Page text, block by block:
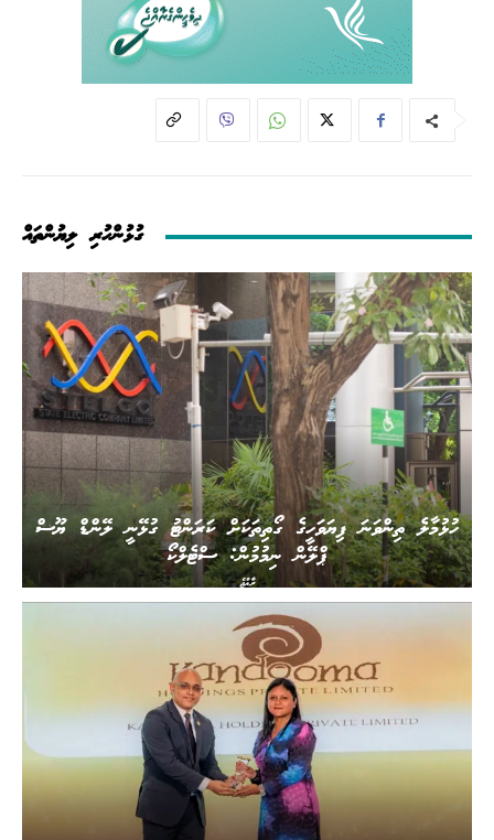
ގުޅުންހުރި ލިޔުންތައް
ރާއްޖެ
ހުޅުމާލެ ތިންވަނަ ފިޔަވަހީގެ ގޯތިތަކަށް ކަރަންޓު ގުޅޭނީ ލޭންޑް ޔޫސް
ޕްލޭން ނިމުމުން: ސްޓެލްކޯ